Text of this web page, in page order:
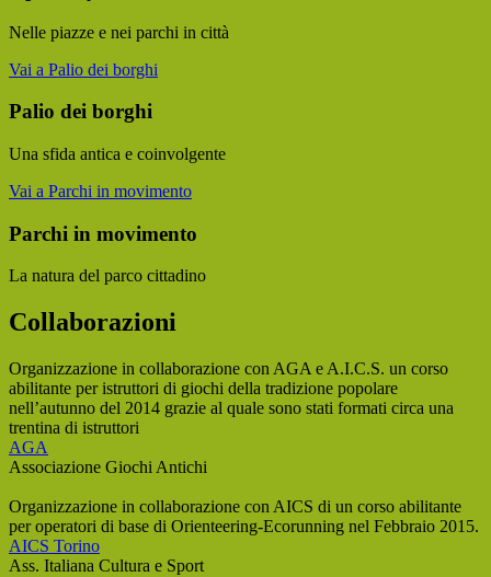
Nelle piazze e nei parchi in città
Vai a Palio dei borghi
Palio dei borghi
Una sfida antica e coinvolgente
Vai a Parchi in movimento
Parchi in movimento
La natura del parco cittadino
Collaborazioni
Organizzazione in collaborazione con AGA e A.I.C.S. un corso
abilitante per istruttori di giochi della tradizione popolare
nell’autunno del 2014 grazie al quale sono stati formati circa una
trentina di istruttori
AGA
Associazione Giochi Antichi
Organizzazione in collaborazione con AICS di un corso abilitante
per operatori di base di Orienteering-Ecorunning nel Febbraio 2015.
AICS Torino
Ass. Italiana Cultura e Sport